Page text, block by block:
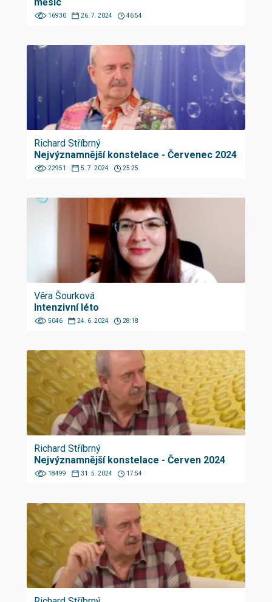
16930 26. 7. 2024 46:54
Richard Stříbrný
Nejvýznamnější konstelace - Červenec 2024
22951 5. 7. 2024 25:25
Věra Šourková
Intenzivní léto
5046 24. 6. 2024 28:18
Richard Stříbrný
Nejvýznamnější konstelace - Červen 2024
18499 31. 5. 2024 17:54